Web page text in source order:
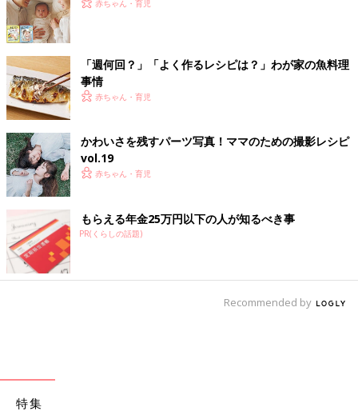
赤ちゃん・育児
「週何回？」「よく作るレシピは？」わが家の魚料理
事情
赤ちゃん・育児
かわいさを残すパーツ写真！ママのための撮影レシピ
vol.19
赤ちゃん・育児
もらえる年金25万円以下の人が知るべき事
PR(くらしの話題)
Recommended by
特集